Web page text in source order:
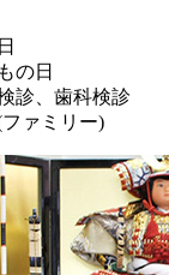
の日
診、歯科検診
ァミリー)